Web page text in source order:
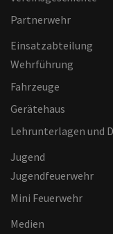
Partnerwehr
Einsatzabteilung
Wehrführung
Fahrzeuge
Gerätehaus
Lehrunterlagen und
Jugend
Jugendfeuerwehr
Mini Feuerwehr
Medien